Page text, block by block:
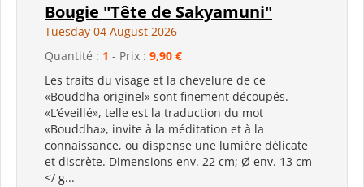
Bougie "Tête de Sakyamuni"
Tuesday 04 August 2026
Quantité : 1 - Prix : 9,90 €
Les traits du visage et la chevelure de ce
«Bouddha originel» sont finement découpés.
«L‘éveillé», telle est la traduction du mot
«Bouddha», invite à la méditation et à la
connaissance, ou dispense une lumière délicate
et discrète. Dimensions env. 22 cm; Ø env. 13 cm
</ g...